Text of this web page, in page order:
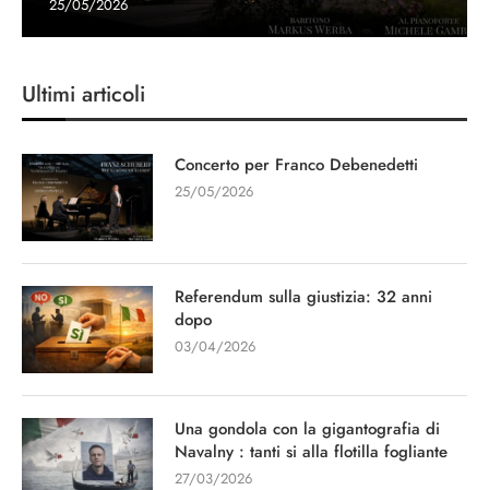
25/05/2026
Ultimi articoli
Concerto per Franco Debenedetti
25/05/2026
Referendum sulla giustizia: 32 anni
dopo
03/04/2026
Una gondola con la gigantografia di
Navalny : tanti si alla flotilla fogliante
27/03/2026